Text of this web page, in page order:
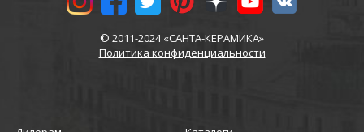
© 2011-2024 «САНТА-КЕРАМИКА»
Политика конфиденциальности